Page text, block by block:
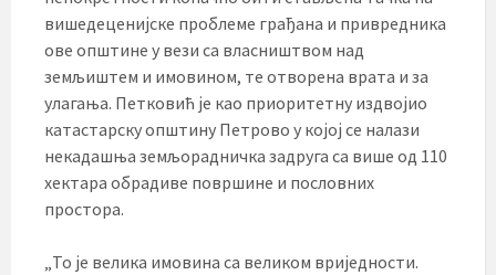
вишедеценијске проблеме грађана и привредника
ове општине у вези са власништвом над
земљиштем и имовином, те отворена врата и за
улагања. Петковић је као приоритетну издвојио
катастарску општину Петрово у којој се налази
некадашња земљорадничка задруга са више од 110
хектара обрадиве површине и пословних
простора.
„То је велика имовина са великом вриједности.